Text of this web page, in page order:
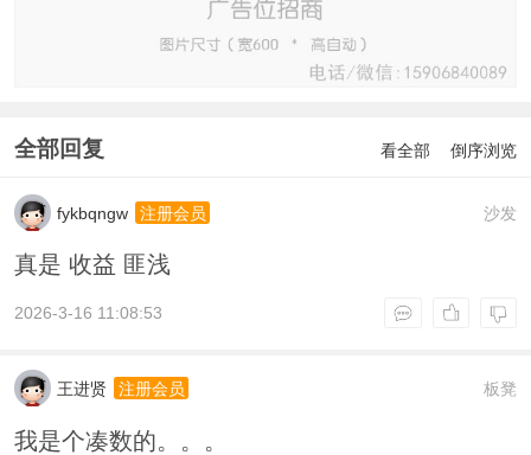
全部回复 看全部 倒序浏览
沙发
fykbqngw 注册会员
真是 收益 匪浅
2026-3-16 11:08:53
板凳
王进贤 注册会员
我是个凑数的。。。